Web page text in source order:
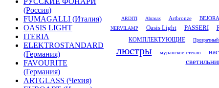
(Россия)
FUMAGALLI (Италия)
OASIS LIGHT
ITERIA
ELEKTROSTANDARD
(Германия)
FAVOURITE
(Германия)
ARTGLASS (Чехия)
ARDITI Abrasax Artbronze
NERVILAMP
Oasis Light PASSERI
КОМПЛЕКТУЮЩИЕ
люстры муранское стекло